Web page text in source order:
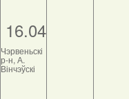
16.04
Чэрвеньскі
р-н, А.
Вінчэўскі